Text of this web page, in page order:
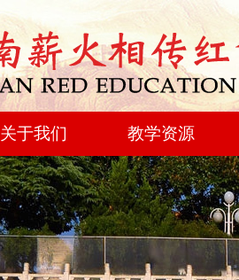
关于我们 教学资源